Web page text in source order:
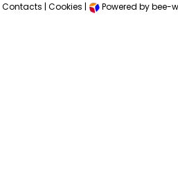
Contacts | Cookies | Powered by bee-